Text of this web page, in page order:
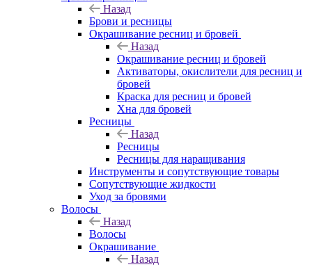
Назад
Брови и ресницы
Окрашивание ресниц и бровей
Назад
Окрашивание ресниц и бровей
Активаторы, окислители для ресниц и
бровей
Краска для ресниц и бровей
Хна для бровей
Ресницы
Назад
Ресницы
Ресницы для наращивания
Инструменты и сопутствующие товары
Сопутствующие жидкости
Уход за бровями
Волосы
Назад
Волосы
Окрашивание
Назад